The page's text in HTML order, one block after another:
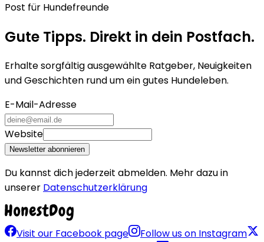
Post für Hundefreunde
Gute Tipps. Direkt in dein Postfach.
Erhalte sorgfältig ausgewählte Ratgeber, Neuigkeiten
und Geschichten rund um ein gutes Hundeleben.
E-Mail-Adresse
Website
Newsletter abonnieren
Du kannst dich jederzeit abmelden. Mehr dazu in
unserer Datenschutzerklärung
Visit our Facebook page
Follow us on Instagram